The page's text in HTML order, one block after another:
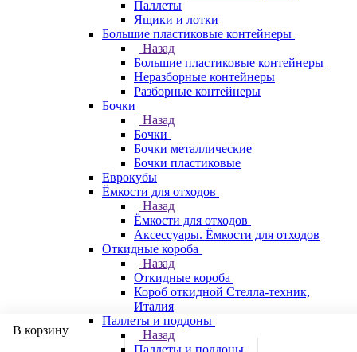
Паллеты
Ящики и лотки
Большие пластиковые контейнеры
Назад
Большие пластиковые контейнеры
Неразборные контейнеры
Разборные контейнеры
Бочки
Назад
Бочки
Бочки металлические
Бочки пластиковые
Еврокубы
Ёмкости для отходов
Назад
Ёмкости для отходов
Аксессуары. Ёмкости для отходов
Откидные короба
Назад
Откидные короба
Короб откидной Стелла-техник,
Италия
Паллеты и поддоны
Назад
Паллеты и поддоны
В корзину